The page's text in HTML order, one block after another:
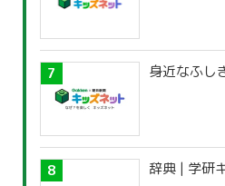
身近なふし
辞典 | 学研